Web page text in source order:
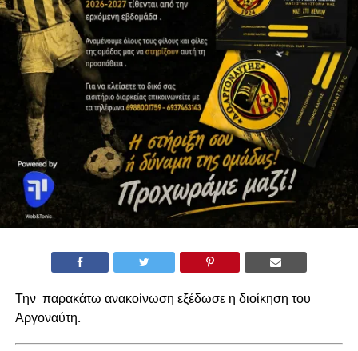
Την παρακάτω ανακοίνωση εξέδωσε η διοίκηση του
Αργοναύτη.